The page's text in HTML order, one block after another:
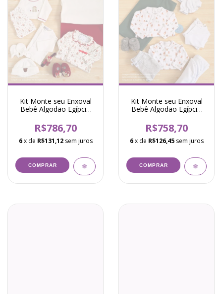
Kit Monte seu Enxoval
Bebê Algodão Egípcio
R$786,70
6 x de R$131,12 sem juros
COMPRAR
Kit Monte seu Enxoval
Bebê Algodão Egípcio
Branco
R$758,70
6 x de R$126,45 sem juros
COMPRAR